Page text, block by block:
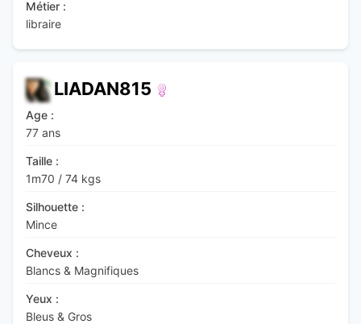
Métier :
libraire
LIADAN815
Age :
77 ans
Taille :
1m70 / 74 kgs
Silhouette :
Mince
Cheveux :
Blancs & Magnifiques
Yeux :
Bleus & Gros